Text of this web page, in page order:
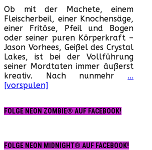
Ob mit der Machete, einem
Fleischerbeil, einer Knochensäge,
einer Fritöse, Pfeil und Bogen
oder seiner puren Körperkraft –
Jason Vorhees, Geißel des Crystal
Lakes, ist bei der Vollführung
seiner Mordtaten immer äußerst
kreativ. Nach nunmehr …
[vorspulen]
FOLGE NEON ZOMBIE® AUF FACEBOOK!
FOLGE NEON MIDNIGHT® AUF FACEBOOK!